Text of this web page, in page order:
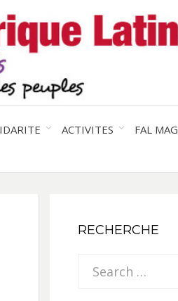
et Amitiés entre les peuples
ACTIVITES FAL MAG
RECHERCHE
Search